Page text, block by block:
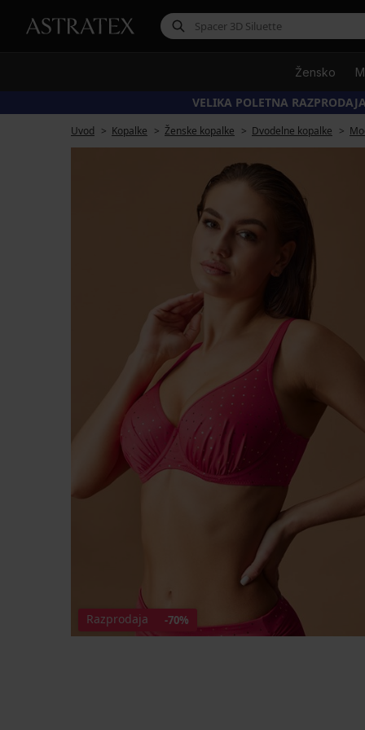
Žensko
VELIKA POLETNA
Uvod Kopalke Ženske kopalke Dvodelne kopalke
Razprodaja -70%